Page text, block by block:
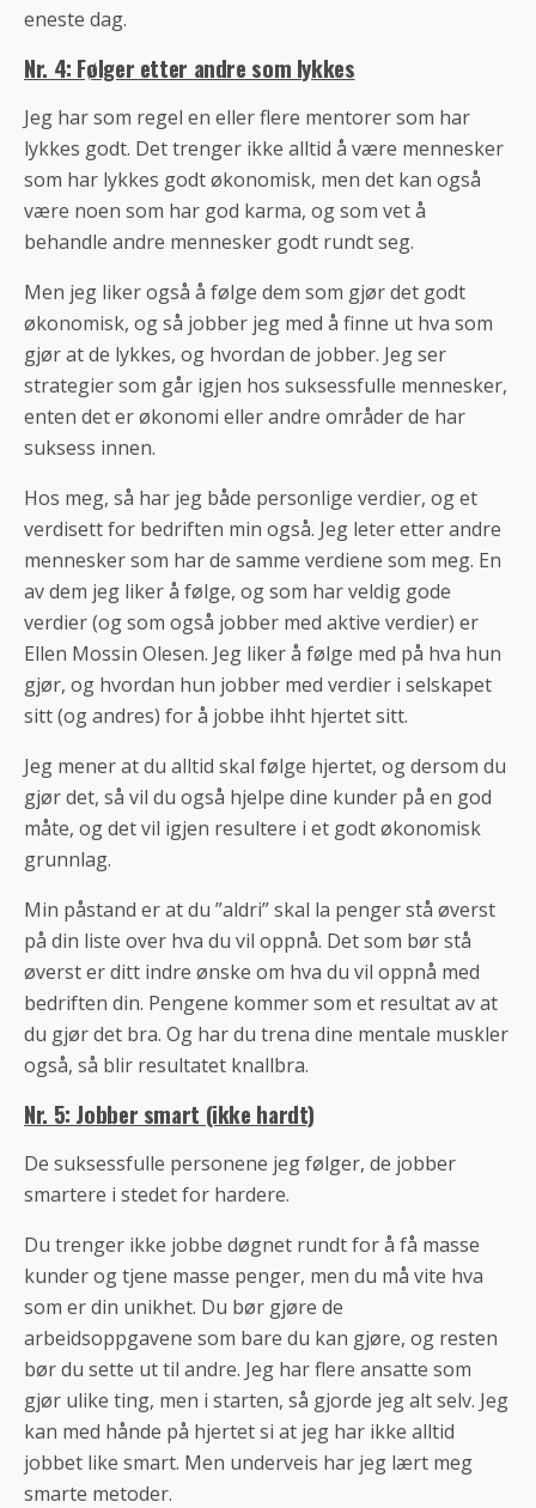
eneste dag.
Nr. 4: Følger etter andre som lykkes
Jeg har som regel en eller flere mentorer som har
lykkes godt. Det trenger ikke alltid å være mennesker
som har lykkes godt økonomisk, men det kan også
være noen som har god karma, og som vet å
behandle andre mennesker godt rundt seg.
Men jeg liker også å følge dem som gjør det godt
økonomisk, og så jobber jeg med å finne ut hva som
gjør at de lykkes, og hvordan de jobber. Jeg ser
strategier som går igjen hos suksessfulle mennesker,
enten det er økonomi eller andre områder de har
suksess innen.
Hos meg, så har jeg både personlige verdier, og et
verdisett for bedriften min også. Jeg leter etter andre
mennesker som har de samme verdiene som meg. En
av dem jeg liker å følge, og som har veldig gode
verdier (og som også jobber med aktive verdier) er
Ellen Mossin Olesen. Jeg liker å følge med på hva hun
gjør, og hvordan hun jobber med verdier i selskapet
sitt (og andres) for å jobbe ihht hjertet sitt.
Jeg mener at du alltid skal følge hjertet, og dersom du
gjør det, så vil du også hjelpe dine kunder på en god
måte, og det vil igjen resultere i et godt økonomisk
grunnlag.
Min påstand er at du ”aldri” skal la penger stå øverst
på din liste over hva du vil oppnå. Det som bør stå
øverst er ditt indre ønske om hva du vil oppnå med
bedriften din. Pengene kommer som et resultat av at
du gjør det bra. Og har du trena dine mentale muskler
også, så blir resultatet knallbra.
Nr. 5: Jobber smart (ikke hardt)
De suksessfulle personene jeg følger, de jobber
smartere i stedet for hardere.
Du trenger ikke jobbe døgnet rundt for å få masse
kunder og tjene masse penger, men du må vite hva
som er din unikhet. Du bør gjøre de
arbeidsoppgavene som bare du kan gjøre, og resten
bør du sette ut til andre. Jeg har flere ansatte som
gjør ulike ting, men i starten, så gjorde jeg alt selv. Jeg
kan med hånde på hjertet si at jeg har ikke alltid
jobbet like smart. Men underveis har jeg lært meg
smarte metoder.